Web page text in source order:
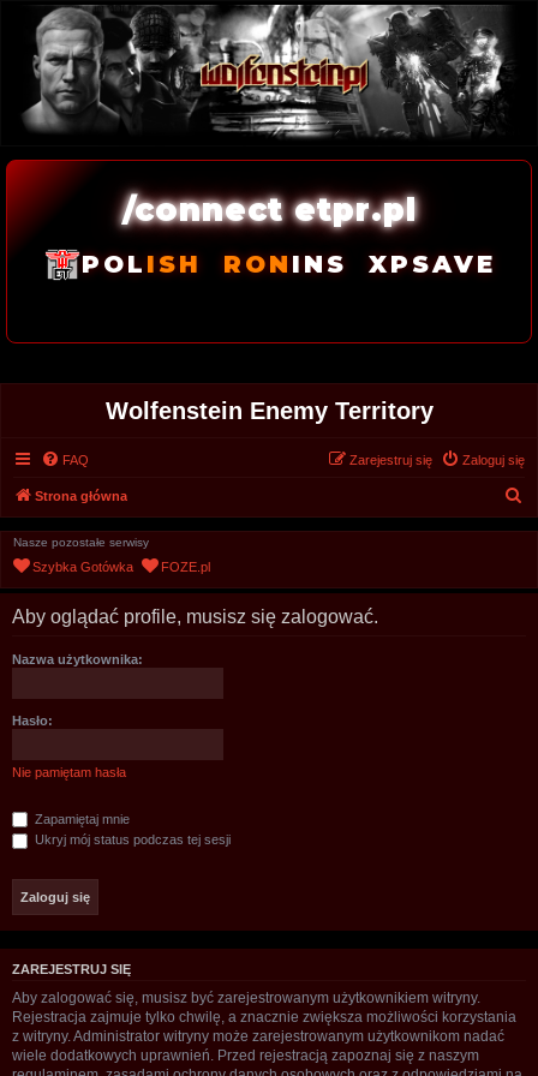
/connect etpr.pl
POL ISH RONINS XPSAVE
Wolfenstein Enemy Territory
FAQ Zaloguj się
Zarejestruj się
Strona główna
Nasze pozostałe serwisy
Szybka Gotówka FOZE.pl
Aby oglądać profile, musisz się zalogować.
Nazwa użytkownika:
Hasło:
Nie pamiętam hasła
Zapamiętaj mnie
Ukryj mój status podczas tej sesji
ZAREJESTRUJ SIĘ
Aby zalogować się, musisz być zarejestrowanym użytkownikiem witryny.
Rejestracja zajmuje tylko chwilę, a znacznie zwiększa możliwości korzystania
z witryny. Administrator witryny może zarejestrowanym użytkownikom nadać
wiele dodatkowych uprawnień. Przed rejestracją zapoznaj się z naszym